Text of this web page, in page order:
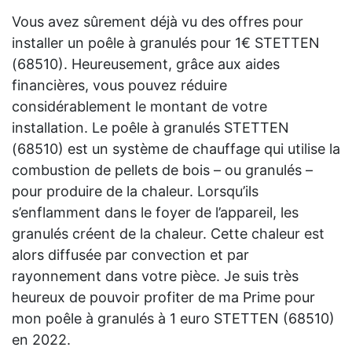
Vous avez sûrement déjà vu des offres pour
installer un poêle à granulés pour 1€ STETTEN
(68510). Heureusement, grâce aux aides
financières, vous pouvez réduire
considérablement le montant de votre
installation. Le poêle à granulés STETTEN
(68510) est un système de chauffage qui utilise la
combustion de pellets de bois – ou granulés –
pour produire de la chaleur. Lorsqu’ils
s’enflamment dans le foyer de l’appareil, les
granulés créent de la chaleur. Cette chaleur est
alors diffusée par convection et par
rayonnement dans votre pièce. Je suis très
heureux de pouvoir profiter de ma Prime pour
mon poêle à granulés à 1 euro STETTEN (68510)
en 2022.